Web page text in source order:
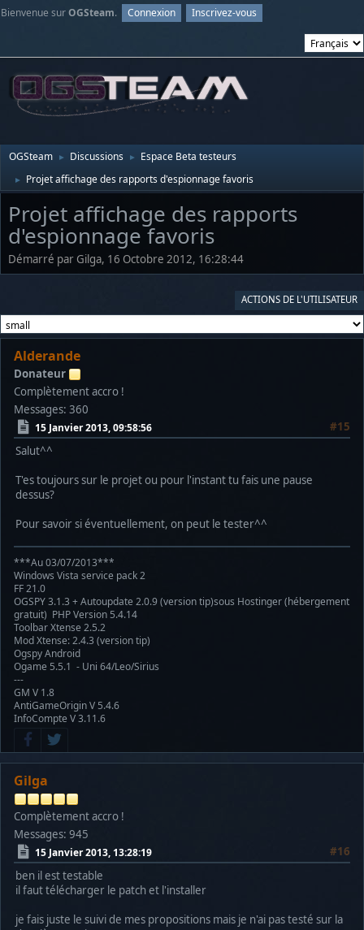
Bienvenue surOGSteam. Connexion Inscrivez-vous
OGSteam ► Discussions ► Espace Beta testeurs
► Projet affichage des rapports d'espionnage favoris
Projet affichage des rapports
d'espionnage favoris
Démarré par Gilga, 16 Octobre 2012, 16:28:44
ACTIONS DE L'UTILISATEUR
Alderande
Donateur
Complètement accro !
Messages: 360
15 Janvier 2013, 09:58:56
#15
Salut^^
T'es toujours sur le projet ou pour l'instant tu fais une pause
dessus?
Pour savoir si éventuellement, on peut le tester^^
***Au 03/07/2013***
Windows Vista service pack 2
FF 21.0
OGSPY 3.1.3 + Autoupdate 2.0.9 (version tip)sous Hostinger (hébergement
gratuit) PHP Version 5.4.14
Toolbar Xtense 2.5.2
Mod Xtense: 2.4.3 (version tip)
Ogspy Android
Ogame 5.5.1 - Uni 64/Leo/Sirius
---
GM V 1.8
AntiGameOrigin V 5.4.6
InfoCompte V 3.11.6
Gilga
Complètement accro !
Messages: 945
15 Janvier 2013, 13:28:19
#16
ben il est testable
il faut télécharger le patch et l'installer
je fais juste le suivi de mes propositions mais je n'ai pas testé sur la